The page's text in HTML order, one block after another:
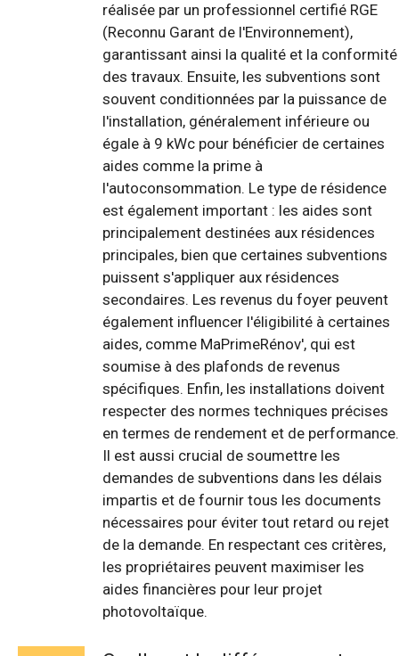
réalisée par un professionnel certifié RGE
(Reconnu Garant de l'Environnement),
garantissant ainsi la qualité et la conformité
des travaux. Ensuite, les subventions sont
souvent conditionnées par la puissance de
l'installation, généralement inférieure ou
égale à 9 kWc pour bénéficier de certaines
aides comme la prime à
l'autoconsommation. Le type de résidence
est également important : les aides sont
principalement destinées aux résidences
principales, bien que certaines subventions
puissent s'appliquer aux résidences
secondaires. Les revenus du foyer peuvent
également influencer l'éligibilité à certaines
aides, comme MaPrimeRénov', qui est
soumise à des plafonds de revenus
spécifiques. Enfin, les installations doivent
respecter des normes techniques précises
en termes de rendement et de performance.
Il est aussi crucial de soumettre les
demandes de subventions dans les délais
impartis et de fournir tous les documents
nécessaires pour éviter tout retard ou rejet
de la demande. En respectant ces critères,
les propriétaires peuvent maximiser les
aides financières pour leur projet
photovoltaïque.